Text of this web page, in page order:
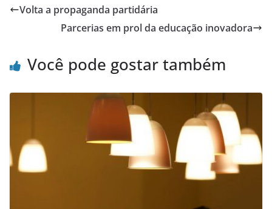
Volta a propaganda partidária
Parcerias em prol da educação inovadora
Você pode gostar também